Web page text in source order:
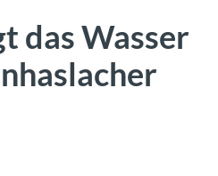
das Wasser